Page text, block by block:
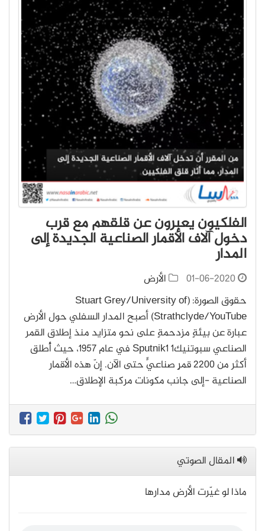
الفلكيون يعبرون عن قلقهم مع قرب
دخول آلاف الأقمار الصناعية الجديدة إلى
المدار
01-06-2020
الأرض
حقوق الصورة: (Stuart Grey/University of
Strathclyde/YouTube) أصبح المدار السفلي حول الأرض
عبارة عن بيئةٍ مزدحمةٍ على نحو متزايد منذ إطلاق القمر
الصناعي سبوتنيك1 Sputnik1 في عام 1957، حيث أُطلق
أكثر من 2200 قمرٍ صناعيٍّ حتى الآن. إنّ هذه الأقمار
الصناعية -إلى جانب مكونات مركبة الإطلاق…
المقال الصوتي
ماذا لو غيّرت الأرض مدارها